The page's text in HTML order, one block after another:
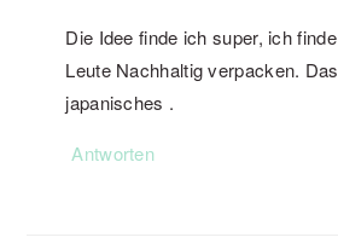
Die Idee finde ich super, ich
Leute Nachhaltig verpacken.
japanisches .
Antworten